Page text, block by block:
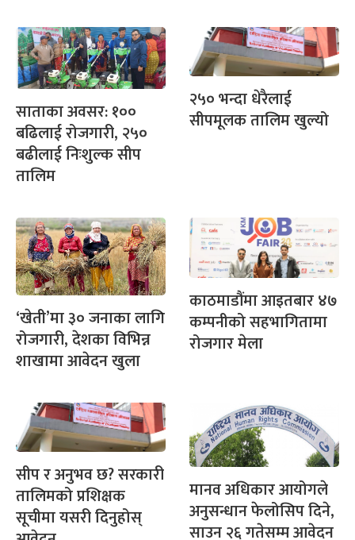
साताका अवसर: १००
बढिलाई रोजगारी, २५०
बढीलाई निःशुल्क सीप
तालिम
२५० भन्दा धेरैलाई
सीपमूलक तालिम खुल्यो
‘खेती’मा ३० जनाका लागि
रोजगारी, देशका विभिन्न
शाखामा आवेदन खुला
काठमाडौंमा आइतबार ४७
कम्पनीको सहभागितामा
रोजगार मेला
सीप र अनुभव छ? सरकारी
तालिमको प्रशिक्षक
सूचीमा यसरी दिनुहोस्
मानव अधिकार आयोगले
अनुसन्धान फेलोसिप दिने,
साउन २६ गतेसम्म आवेदन